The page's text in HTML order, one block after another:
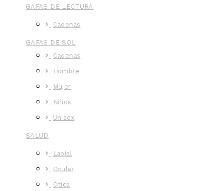
GAFAS DE LECTURA
Cadenas
GAFAS DE SOL
Cadenas
Hombre
Mujer
Niños
Unisex
SALUD
Labial
Ocular
Ótica